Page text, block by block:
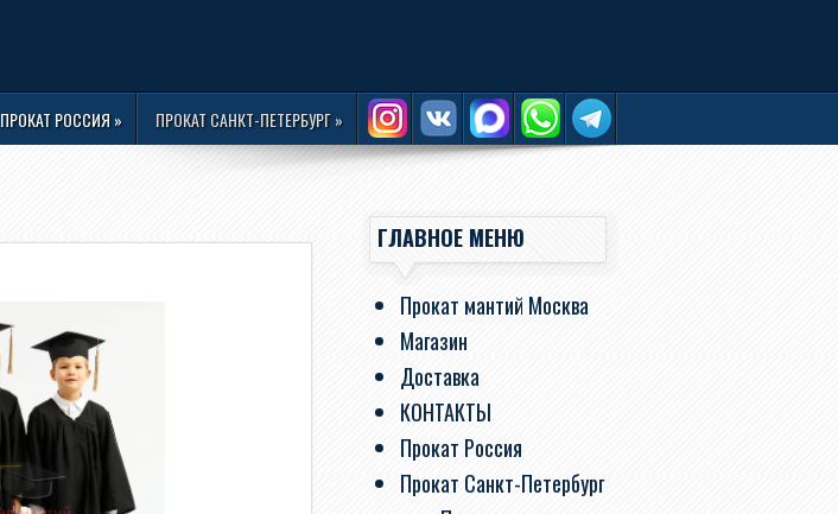
ПРОКАТ РОССИЯ» ПРОКАТ САНКТ-ПЕТЕРБУРГ»
ГЛАВНОЕ МЕНЮ
Прокат мантий Москва
Магазин
Доставка
КОНТАКТЫ
Прокат Россия
Прокат Санкт-Петербург